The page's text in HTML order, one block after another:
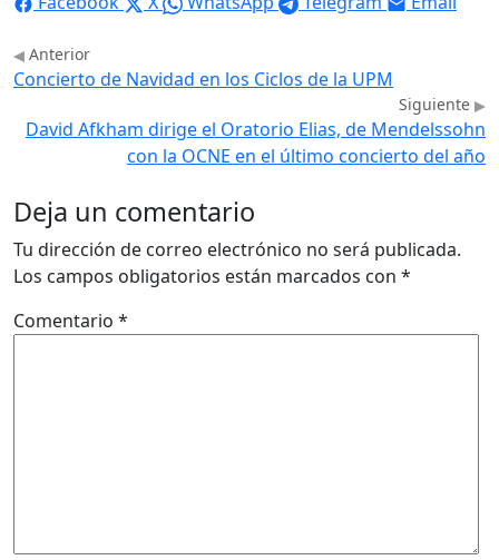
Anterior
Concierto de Navidad en los Ciclos de la UPM
Siguiente
David Afkham dirige el Oratorio Elias, de Mendelssohn
con la OCNE en el último concierto del año
Deja un comentario
Tu dirección de correo electrónico no será publicada.
Los campos obligatorios están marcados con *
Comentario *